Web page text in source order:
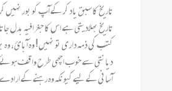
تاریخ کا سبق یاد کر کے آپ کو بور
تاریخ بھلادیتی ہے اس کا جغرافیہ
کتب کی ذمہ داری تو نہیں! وہ آبائ،
دیانتی سے خوب اچھی طرح واقف ہوئے
آسانی کے لیے کیونکہ وہ رہنے کے